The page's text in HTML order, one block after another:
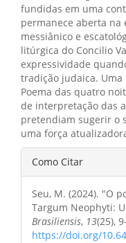
fundidas em uma
permanece aberta
messiânico e
litúrgica do Concilio
expressividade
tradição judaica.
Poema das quatro
de interpretação das
pretendiam sugerir o
uma força
Detalhes
do
artigo
Como Citar
Seu, M. (2024). "O
Targum Neophyti:
Brasiliensis, 13(25),
https://doi.org/